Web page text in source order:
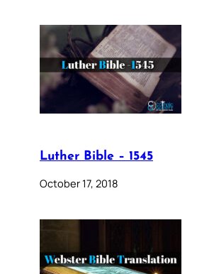
Luther Bible – 1545
October 17, 2018